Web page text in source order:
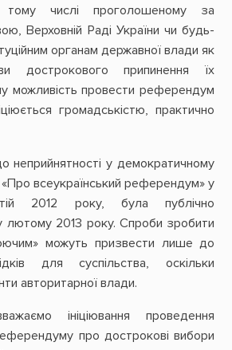
числі проголошеному за
Верховній Раді України чи будь-
органам державної влади як
дострокового припинення їх
можливість провести референдум
громадськістю, практично
неприйнятності у демократичному
«Про всеукраїнський референдум» у
2012 року, була публічно
2013 року. Спроби зробити
можуть призвести лише до
для суспільства, оскільки
авторитарної влади.
ініціювання проведення
про дострокові вибори